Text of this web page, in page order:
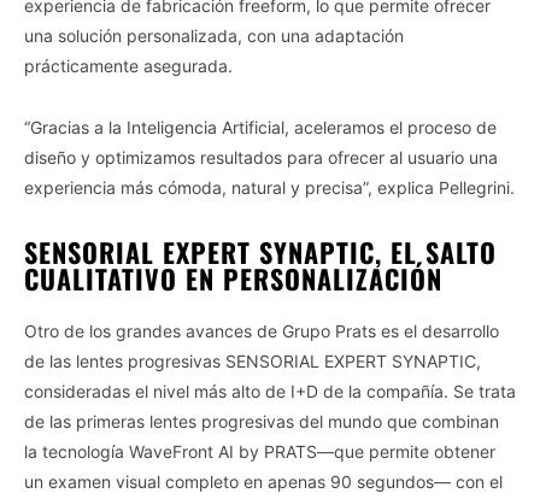
experiencia de fabricación freeform, lo que permite ofrecer
una solución personalizada, con una adaptación
prácticamente asegurada.
“Gracias a la Inteligencia Artificial, aceleramos el proceso de
diseño y optimizamos resultados para ofrecer al usuario una
experiencia más cómoda, natural y precisa”, explica Pellegrini.
SENSORIAL EXPERT SYNAPTIC, EL SALTO
CUALITATIVO EN PERSONALIZACIÓN
Otro de los grandes avances de Grupo Prats es el desarrollo
de las lentes progresivas SENSORIAL EXPERT SYNAPTIC,
consideradas el nivel más alto de I+D de la compañía. Se trata
de las primeras lentes progresivas del mundo que combinan
la tecnología WaveFront AI by PRATS—que permite obtener
un examen visual completo en apenas 90 segundos— con el